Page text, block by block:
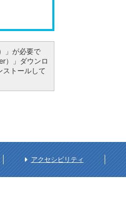
」が必要で
）」ダウンロ
ストールして
アクセシビリティ